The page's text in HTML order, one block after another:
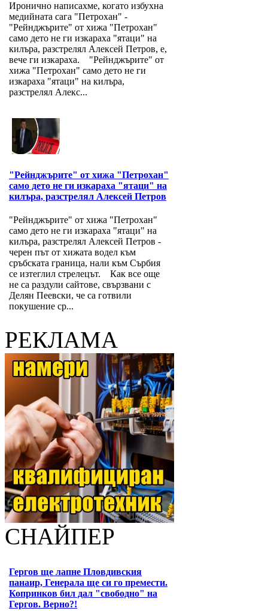
Иронично написахме, когато избухна
медийната сага "Петрохан" -
"Рейнджърите" от хижа "Петрохан"
само дето не ги изкараха "ятаци" на
килъра, разстрелял Алексей Петров, е,
вече ги изкараха. "Рейнджърите" от
хижа "Петрохан" само дето не ги
изкараха "ятаци" на килъра,
разстрелял Алекс...
"Рейнджърите" от хижа "Петрохан"
само дето не ги изкараха "ятаци" на
килъра, разстрелял Алексей Петров
"Рейнджърите" от хижа "Петрохан"
само дето не ги изкараха "ятаци" на
килъра, разстрелял Алексей Петров -
черен път от хижата водел към
сръбската граница, нали към Сърбия
се изтеглил стрелецът. Как все още
не са раздули сайтове, свързвани с
Делян Пеевски, че са готвили
покушение ср...
РЕКЛАМА
СНАЙПЕР
Гергов ще лапне Пловдивския
панаир, Генерала ще си го премести.
Копринков бил дал "свободно" на
Гергов. Верно?!